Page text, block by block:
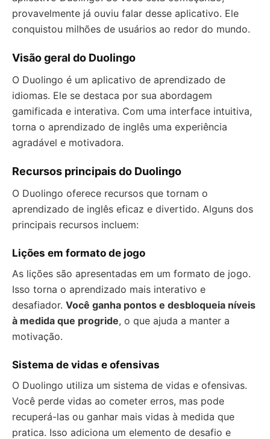
provavelmente já ouviu falar desse aplicativo. Ele
conquistou milhões de usuários ao redor do mundo.
Visão geral do Duolingo
O Duolingo é um aplicativo de aprendizado de
idiomas. Ele se destaca por sua abordagem
gamificada e interativa. Com uma interface intuitiva,
torna o aprendizado de inglês uma experiência
agradável e motivadora.
Recursos principais do Duolingo
O Duolingo oferece recursos que tornam o
aprendizado de inglês eficaz e divertido. Alguns dos
principais recursos incluem:
Lições em formato de jogo
As lições são apresentadas em um formato de jogo.
Isso torna o aprendizado mais interativo e
desafiador. Você ganha pontos e desbloqueia níveis
à medida que progride, o que ajuda a manter a
motivação.
Sistema de vidas e ofensivas
O Duolingo utiliza um sistema de vidas e ofensivas.
Você perde vidas ao cometer erros, mas pode
recuperá-las ou ganhar mais vidas à medida que
pratica. Isso adiciona um elemento de desafio e